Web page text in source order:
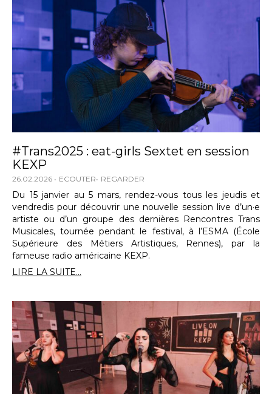
#Trans2025 : eat-girls Sextet en session
KEXP
26.02.2026 ECOUTER REGARDER
Du 15 janvier au 5 mars, rendez-vous tous les jeudis et
vendredis pour découvrir une nouvelle session live d’un·e
artiste ou d’un groupe des dernières Rencontres Trans
Musicales, tournée pendant le festival, à l’ESMA (École
Supérieure des Métiers Artistiques, Rennes), par la
fameuse radio américaine KEXP.
LIRE LA SUITE...